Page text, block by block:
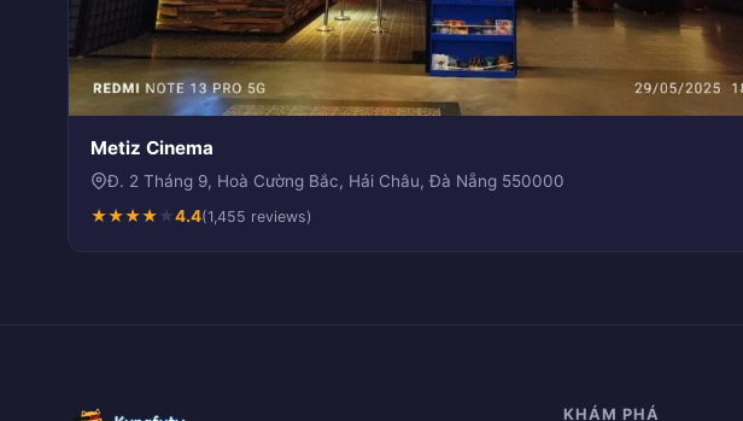
Metiz Cinema
Đ. 2 Tháng 9, Hoà Cường Bắc, Hải Châu, Đà Nẵng 550000
★★★★★4.4(1,455 reviews)
KHÁM PHÁ